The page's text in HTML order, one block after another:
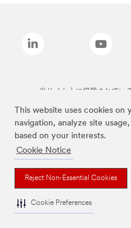
This website uses cookies
navigation, analyze site
based on your interests.
Cookie Notice
Reject Non-Essential Cookies
Cookie Preferences
当サイト上に掲載されてい